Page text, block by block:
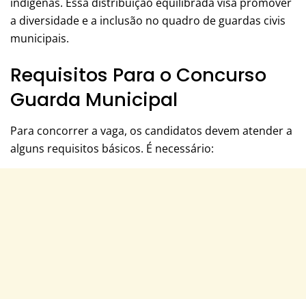
indígenas. Essa distribuição equilibrada visa promover
a diversidade e a inclusão no quadro de guardas civis
municipais.
Requisitos Para o Concurso
Guarda Municipal
Para concorrer a vaga, os candidatos devem atender a
alguns requisitos básicos. É necessário: